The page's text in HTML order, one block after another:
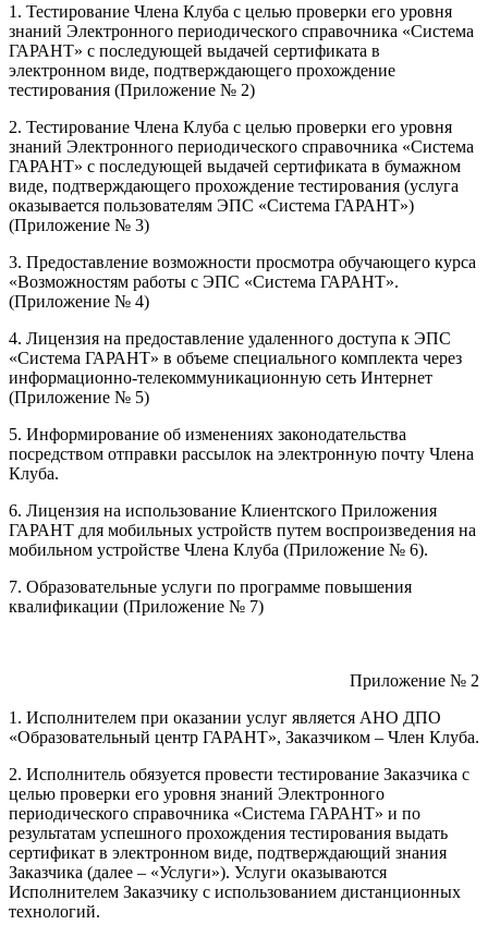
1. Тестирование Члена Клуба с целью проверки его уровня
знаний Электронного периодического справочника «Система
ГАРАНТ» с последующей выдачей сертификата в
электронном виде, подтверждающего прохождение
тестирования (Приложение № 2)
2. Тестирование Члена Клуба с целью проверки его уровня
знаний Электронного периодического справочника «Система
ГАРАНТ» с последующей выдачей сертификата в бумажном
виде, подтверждающего прохождение тестирования (услуга
оказывается пользователям ЭПС «Система ГАРАНТ»)
(Приложение № 3)
3. Предоставление возможности просмотра обучающего курса
«Возможностям работы с ЭПС «Система ГАРАНТ».
(Приложение № 4)
4. Лицензия на предоставление удаленного доступа к ЭПС
«Система ГАРАНТ» в объеме специального комплекта через
информационно-телекоммуникационную сеть Интернет
(Приложение № 5)
5. Информирование об изменениях законодательства
посредством отправки рассылок на электронную почту Члена
Клуба.
6. Лицензия на использование Клиентского Приложения
ГАРАНТ для мобильных устройств путем воспроизведения на
мобильном устройстве Члена Клуба (Приложение № 6).
7. Образовательные услуги по программе повышения
квалификации (Приложение № 7)
Приложение № 2
1. Исполнителем при оказании услуг является АНО ДПО
«Образовательный центр ГАРАНТ», Заказчиком – Член Клуба.
2. Исполнитель обязуется провести тестирование Заказчика с
целью проверки его уровня знаний Электронного
периодического справочника «Система ГАРАНТ» и по
результатам успешного прохождения тестирования выдать
сертификат в электронном виде, подтверждающий знания
Заказчика (далее – «Услуги»). Услуги оказываются
Исполнителем Заказчику с использованием дистанционных
технологий.